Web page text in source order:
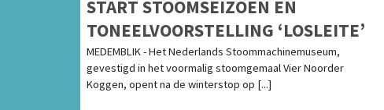
START STOOMSEIZOEN EN
TONEELVOORSTELLING ‘LOSLEITE’
MEDEMBLIK - Het Nederlands Stoommachinemuseum,
gevestigd in het voormalig stoomgemaal Vier Noorder
Koggen, opent na de winterstop op [...]